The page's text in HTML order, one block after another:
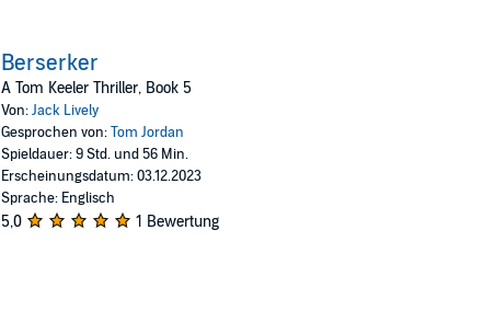
Berserker
A Tom Keeler Thriller, Book 5
Von:Jack Lively
Gesprochen von:Tom Jordan
Spieldauer: 9 Std. und 56 Min.
Erscheinungsdatum: 03.12.2023
Sprache: Englisch
5,0 1 Bewertung